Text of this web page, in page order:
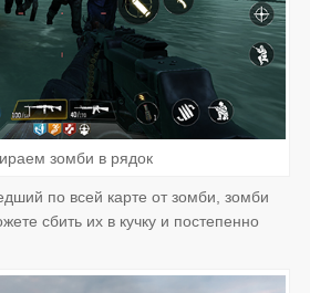
зомби в рядок
по всей карте от зомби, зомби
сбить их в кучку и постепенно